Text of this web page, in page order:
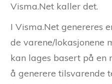
Visma.Net kaller det.
I Visma.Net genereres
de varene/lokasjonene
kan lages basert på en
å generere tilsvarende